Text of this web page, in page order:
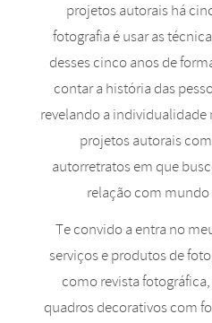
projetos autorais há
fotografia é usar as
desses cinco anos de
contar a história das
revelando a individualidade
projetos autorais
autorretratos em que
relação com
Te convido a entra no
serviços e produtos de
como revista
quadros decorativos com